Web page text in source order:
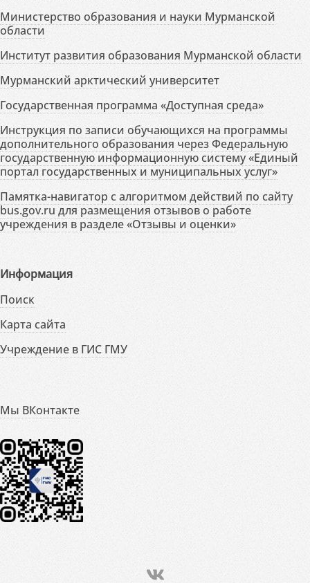
Министерство образования и науки Мурманской
области
Институт развития образования Мурманской области
Мурманский арктический университет
Государственная программа «Доступная среда»
Инструкция по записи обучающихся на программы
дополнительного образования через Федеральную
государственную информационную систему «Единый
портал государственных и муниципальных услуг»
Памятка-навигатор с алгоритмом действий по сайту
bus.gov.ru для размещения отзывов о работе
учреждения в разделе «Отзывы и оценки»
Информация
Поиск
Карта сайта
Учреждение в ГИС ГМУ
Мы ВКонтакте